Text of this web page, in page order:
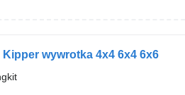
Kipper wywrotka 4x4 6x4 6x6